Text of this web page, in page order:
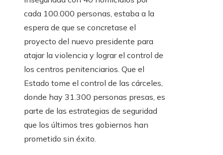
cada 100.000 personas, estaba a la
espera de que se concretase el
proyecto del nuevo presidente para
atajar la violencia y lograr el control de
los centros penitenciarios. Que el
Estado tome el control de las cárceles,
donde hay 31.300 personas presas, es
parte de las estrategias de seguridad
que los últimos tres gobiernos han
prometido sin éxito.